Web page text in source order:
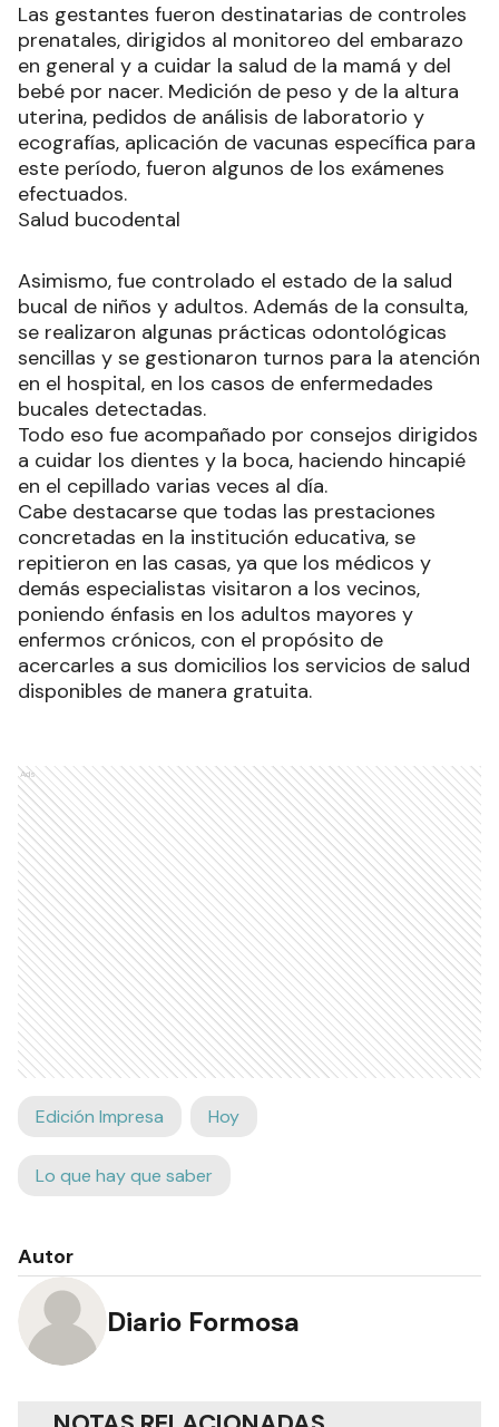
Las gestantes fueron destinatarias de controles
prenatales, dirigidos al monitoreo del embarazo
en general y a cuidar la salud de la mamá y del
bebé por nacer. Medición de peso y de la altura
uterina, pedidos de análisis de laboratorio y
ecografías, aplicación de vacunas específica para
este período, fueron algunos de los exámenes
efectuados.
Salud bucodental
Asimismo, fue controlado el estado de la salud
bucal de niños y adultos. Además de la consulta,
se realizaron algunas prácticas odontológicas
sencillas y se gestionaron turnos para la atención
en el hospital, en los casos de enfermedades
bucales detectadas.
Todo eso fue acompañado por consejos dirigidos
a cuidar los dientes y la boca, haciendo hincapié
en el cepillado varias veces al día.
Cabe destacarse que todas las prestaciones
concretadas en la institución educativa, se
repitieron en las casas, ya que los médicos y
demás especialistas visitaron a los vecinos,
poniendo énfasis en los adultos mayores y
enfermos crónicos, con el propósito de
acercarles a sus domicilios los servicios de salud
disponibles de manera gratuita.
Ads
Edición Impresa Hoy
Lo que hay que saber
Autor
Diario Formosa